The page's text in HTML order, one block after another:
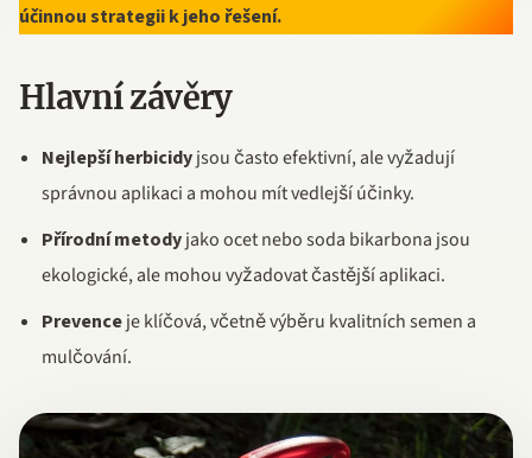
účinnou strategii k jeho řešení.
Hlavní závěry
Nejlepší herbicidyjsou často efektivní, ale vyžadují
správnou aplikaci a mohou mít vedlejší účinky.
Přírodní metodyjako ocet nebo soda bikarbona jsou
ekologické, ale mohou vyžadovat častější aplikaci.
Prevenceje klíčová, včetně výběru kvalitních semen a
mulčování.